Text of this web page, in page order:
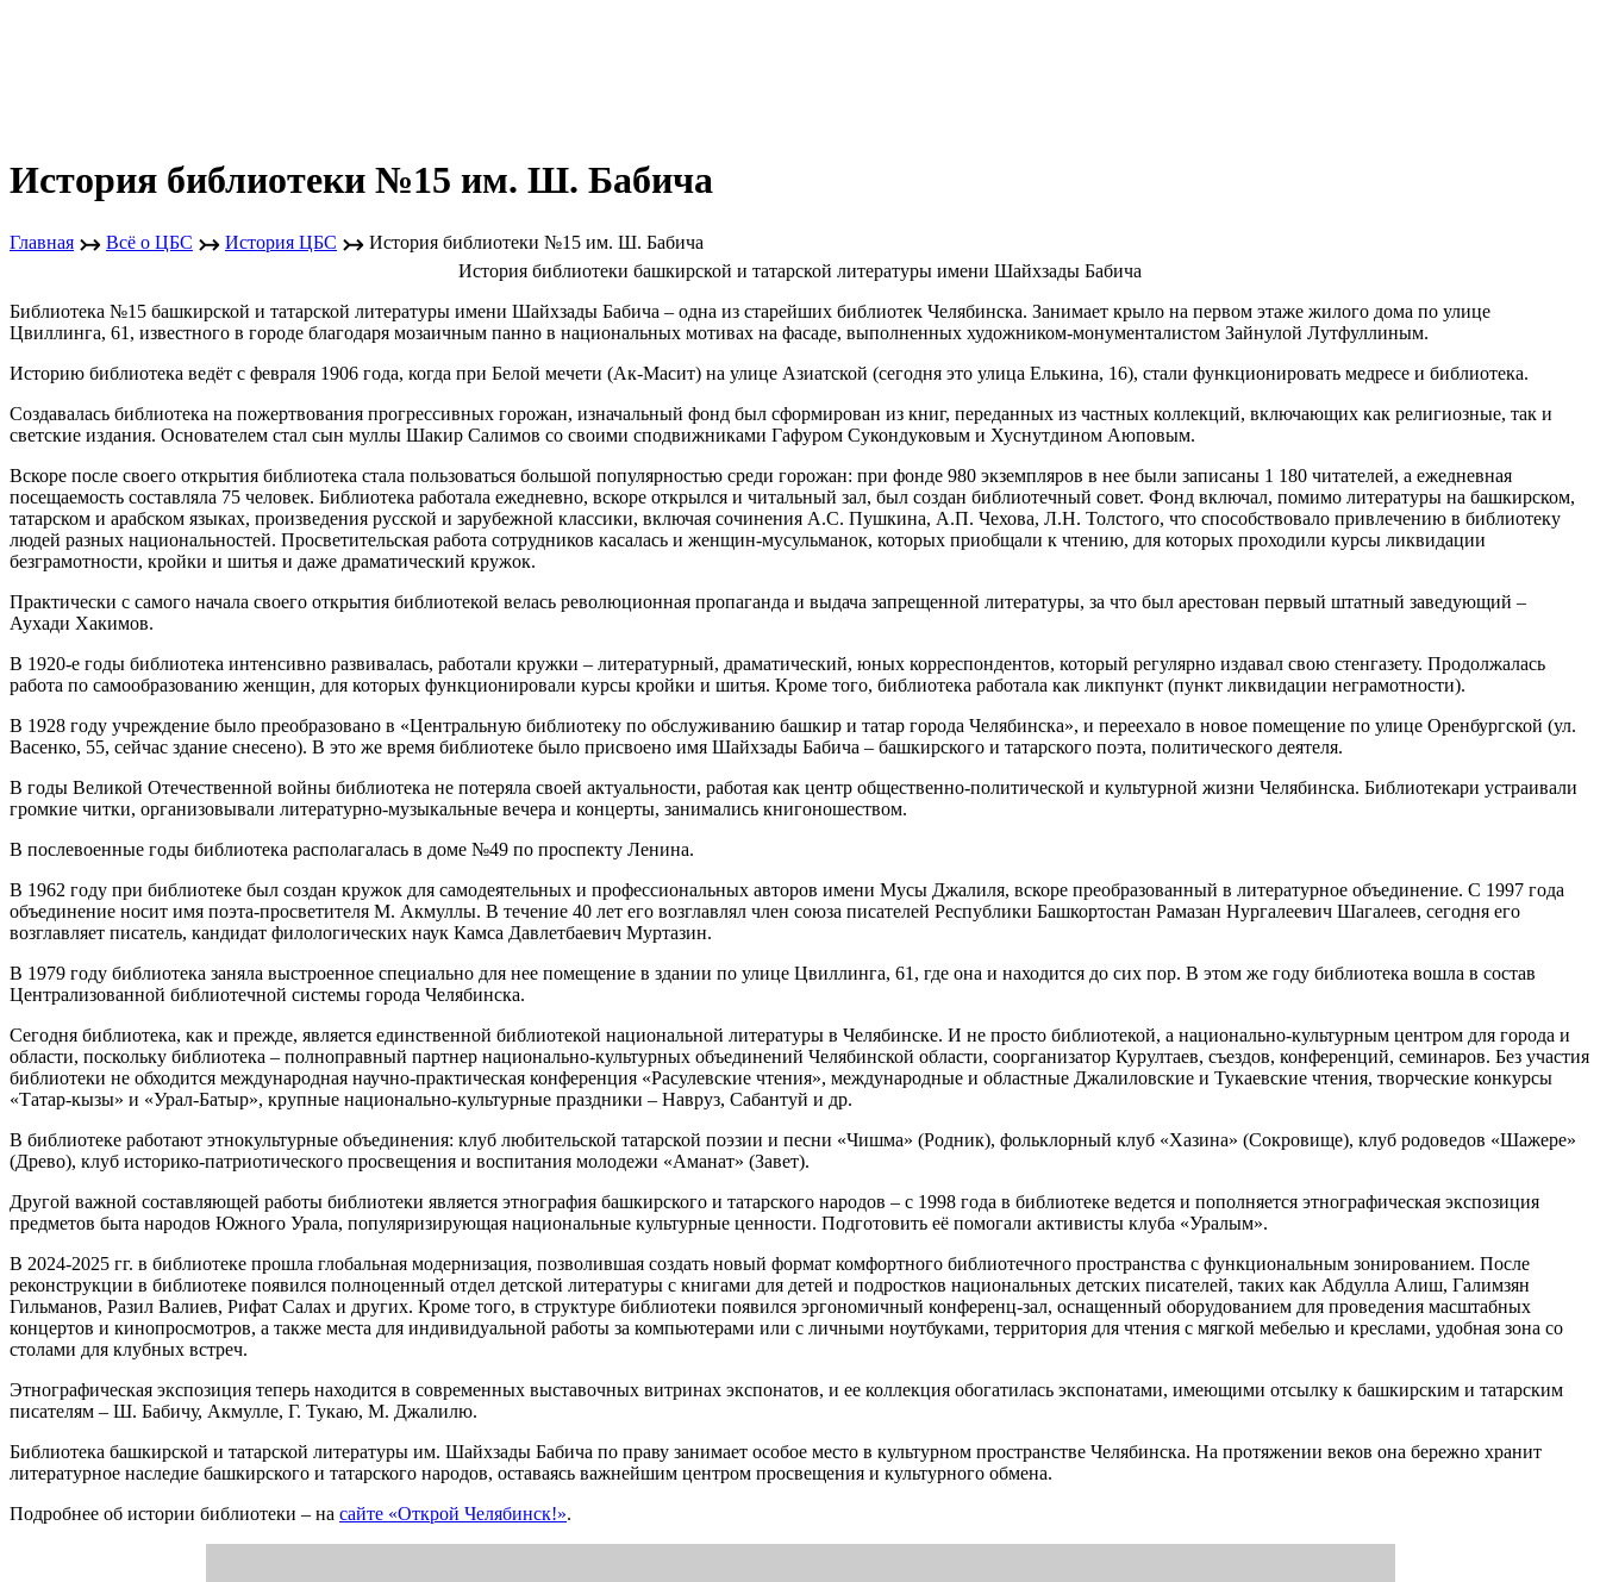
История библиотеки №15 им. Ш. Бабича
Главная ↣ Всё о ЦБС ↣ История ЦБС ↣ История библиотеки №15 им. Ш. Бабича
История библиотеки башкирской и татарской литературы имени Шайхзады Бабича
Библиотека №15 башкирской и татарской литературы имени Шайхзады Бабича – одна из старейших библиотек Челябинска. Занимает крыло на первом этаже жилого дома по улице
Цвиллинга, 61, известного в городе благодаря мозаичным панно в национальных мотивах на фасаде, выполненных художником-монументалистом Зайнулой Лутфуллиным.
Историю библиотека ведёт с февраля 1906 года, когда при Белой мечети (Ак-Масит) на улице Азиатской (сегодня это улица Елькина, 16), стали функционировать медресе и библиотека.
Создавалась библиотека на пожертвования прогрессивных горожан, изначальный фонд был сформирован из книг, переданных из частных коллекций, включающих как религиозные, так и
светские издания. Основателем стал сын муллы Шакир Салимов со своими сподвижниками Гафуром Сукондуковым и Хуснутдином Аюповым.
Вскоре после своего открытия библиотека стала пользоваться большой популярностью среди горожан: при фонде 980 экземпляров в нее были записаны 1 180 читателей, а ежедневная
посещаемость составляла 75 человек. Библиотека работала ежедневно, вскоре открылся и читальный зал, был создан библиотечный совет. Фонд включал, помимо литературы на башкирском,
татарском и арабском языках, произведения русской и зарубежной классики, включая сочинения А.С. Пушкина, А.П. Чехова, Л.Н. Толстого, что способствовало привлечению в библиотеку
людей разных национальностей. Просветительская работа сотрудников касалась и женщин-мусульманок, которых приобщали к чтению, для которых проходили курсы ликвидации
безграмотности, кройки и шитья и даже драматический кружок.
Практически с самого начала своего открытия библиотекой велась революционная пропаганда и выдача запрещенной литературы, за что был арестован первый штатный заведующий –
Аухади Хакимов.
В 1920-е годы библиотека интенсивно развивалась, работали кружки – литературный, драматический, юных корреспондентов, который регулярно издавал свою стенгазету. Продолжалась
работа по самообразованию женщин, для которых функционировали курсы кройки и шитья. Кроме того, библиотека работала как ликпункт (пункт ликвидации неграмотности).
В 1928 году учреждение было преобразовано в «Центральную библиотеку по обслуживанию башкир и татар города Челябинска», и переехало в новое помещение по улице Оренбургской (ул.
Васенко, 55, сейчас здание снесено). В это же время библиотеке было присвоено имя Шайхзады Бабича – башкирского и татарского поэта, политического деятеля.
В годы Великой Отечественной войны библиотека не потеряла своей актуальности, работая как центр общественно-политической и культурной жизни Челябинска. Библиотекари устраивали
громкие читки, организовывали литературно-музыкальные вечера и концерты, занимались книгоношеством.
В послевоенные годы библиотека располагалась в доме №49 по проспекту Ленина.
В 1962 году при библиотеке был создан кружок для самодеятельных и профессиональных авторов имени Мусы Джалиля, вскоре преобразованный в литературное объединение. С 1997 года
объединение носит имя поэта-просветителя М. Акмуллы. В течение 40 лет его возглавлял член союза писателей Республики Башкортостан Рамазан Нургалеевич Шагалеев, сегодня его
возглавляет писатель, кандидат филологических наук Камса Давлетбаевич Муртазин.
В 1979 году библиотека заняла выстроенное специально для нее помещение в здании по улице Цвиллинга, 61, где она и находится до сих пор. В этом же году библиотека вошла в состав
Централизованной библиотечной системы города Челябинска.
Сегодня библиотека, как и прежде, является единственной библиотекой национальной литературы в Челябинске. И не просто библиотекой, а национально-культурным центром для города и
области, поскольку библиотека – полноправный партнер национально-культурных объединений Челябинской области, соорганизатор Курултаев, съездов, конференций, семинаров. Без участия
библиотеки не обходится международная научно-практическая конференция «Расулевские чтения», международные и областные Джалиловские и Тукаевские чтения, творческие конкурсы
«Татар-кызы» и «Урал-Батыр», крупные национально-культурные праздники ‒ Навруз, Сабантуй и др.
В библиотеке работают этнокультурные объединения: клуб любительской татарской поэзии и песни «Чишма» (Родник), фольклорный клуб «Хазина» (Сокровище), клуб родоведов «Шажере»
(Древо), клуб историко-патриотического просвещения и воспитания молодежи «Аманат» (Завет).
Другой важной составляющей работы библиотеки является этнография башкирского и татарского народов – с 1998 года в библиотеке ведется и пополняется этнографическая экспозиция
предметов быта народов Южного Урала, популяризирующая национальные культурные ценности. Подготовить её помогали активисты клуба «Уралым».
В 2024-2025 гг. в библиотеке прошла глобальная модернизация, позволившая создать новый формат комфортного библиотечного пространства с функциональным зонированием. После
реконструкции в библиотеке появился полноценный отдел детской литературы с книгами для детей и подростков национальных детских писателей, таких как Абдулла Алиш, Галимзян
Гильманов, Разил Валиев, Рифат Салах и других. Кроме того, в структуре библиотеки появился эргономичный конференц-зал, оснащенный оборудованием для проведения масштабных
концертов и кинопросмотров, а также места для индивидуальной работы за компьютерами или с личными ноутбуками, территория для чтения с мягкой мебелью и креслами, удобная зона со
столами для клубных встреч.
Этнографическая экспозиция теперь находится в современных выставочных витринах экспонатов, и ее коллекция обогатилась экспонатами, имеющими отсылку к башкирским и татарским
писателям – Ш. Бабичу, Акмулле, Г. Тукаю, М. Джалилю.
Библиотека башкирской и татарской литературы им. Шайхзады Бабича по праву занимает особое место в культурном пространстве Челябинска. На протяжении веков она бережно хранит
литературное наследие башкирского и татарского народов, оставаясь важнейшим центром просвещения и культурного обмена.
Подробнее об истории библиотеки – на сайте «Открой Челябинск!».